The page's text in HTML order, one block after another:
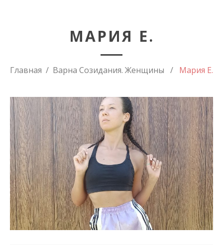
МАРИЯ Е.
Главная Варна Созидания. Женщины Мария Е.